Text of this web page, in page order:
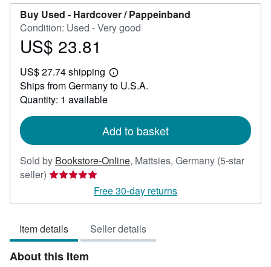
Buy Used - Hardcover / Pappeinband
Condition: Used - Very good
Price
23.81
US$ 23.81
US$ 27.74 shipping
Learn
more
Ships from Germany to U.S.A.
Quantity: 1 available
Add to basket
Sold by Bookstore-Online, Mattsies, Germany (5-star
seller) Seller
5
of
5
stars
Free 30-day returns
Item details Seller details
About this Item